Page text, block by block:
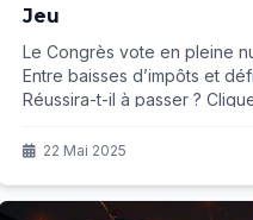
Jeu
Le Congrès vote en pleine
Entre baisses d’impôts et
Réussira-t-il à passer ?
22 Mai 2025